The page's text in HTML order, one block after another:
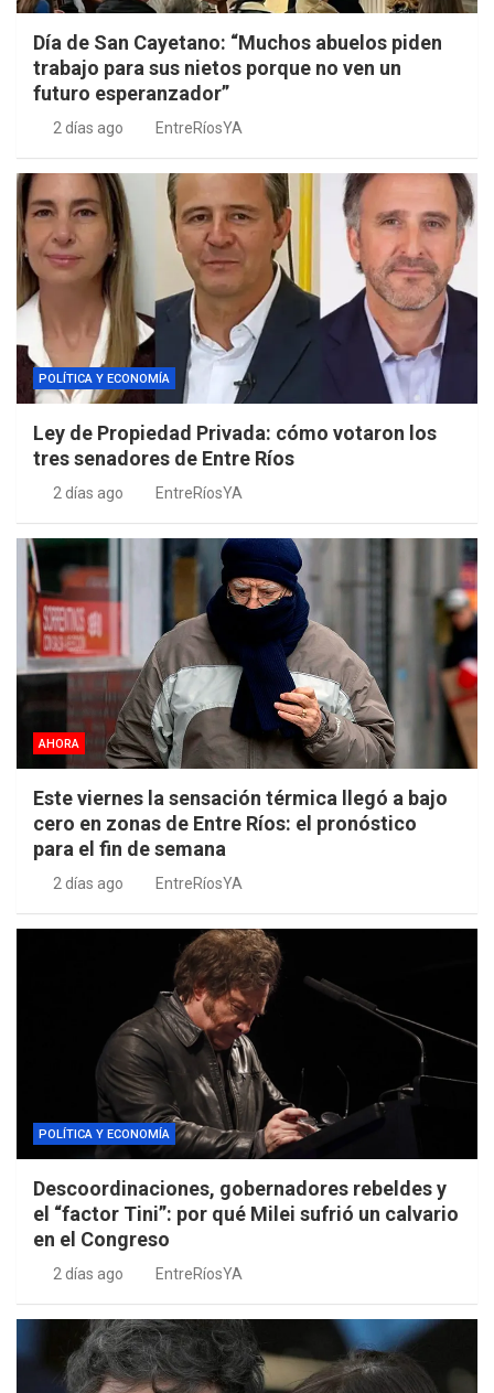
Día de San Cayetano: “Muchos abuelos piden
trabajo para sus nietos porque no ven un
futuro esperanzador”
2 días ago EntreRíosYA
POLÍTICA Y ECONOMÍA
Ley de Propiedad Privada: cómo votaron los
tres senadores de Entre Ríos
2 días ago EntreRíosYA
AHORA
Este viernes la sensación térmica llegó a bajo
cero en zonas de Entre Ríos: el pronóstico
para el fin de semana
2 días ago EntreRíosYA
POLÍTICA Y ECONOMÍA
Descoordinaciones, gobernadores rebeldes y
el “factor Tini”: por qué Milei sufrió un calvario
en el Congreso
2 días ago EntreRíosYA